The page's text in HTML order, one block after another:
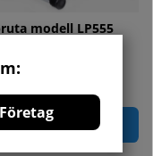
Företag
modell LP555
Köp